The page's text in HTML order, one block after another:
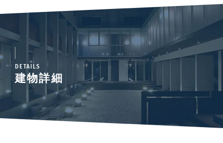
DETAILS
建物詳細